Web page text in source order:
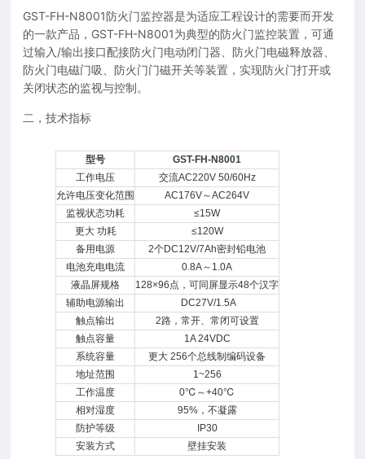
GST-FH-N8001防火门监控器是为适应工程设计的需要而开发
的一款产品，GST-FH-N8001为典型的防火门监控装置，可通
过输入/输出接口配接防火门电动闭门器、防火门电磁释放器、
防火门电磁门吸、防火门门磁开关等装置，实现防火门打开或
关闭状态的监视与控制。
二，技术指标
型号
GST-FH-N8001
工作电压
交流AC220V 50/60Hz
允许电压变化范围
AC176V～AC264V
监视状态功耗
≤15W
更大 功耗
≤120W
备用电源
2个DC12V/7Ah密封铅电池
电池充电电流
0.8A～1.0A
液晶屏规格
128×96点，可同屏显示48个汉字
辅助电源输出
DC27V/1.5A
触点输出
2路，常开、常闭可设置
触点容量
1A 24VDC
系统容量
更大 256个总线制编码设备
地址范围
1~256
工作温度
0℃～+40℃
相对湿度
95%，不凝露
防护等级
IP30
安装方式
壁挂安装